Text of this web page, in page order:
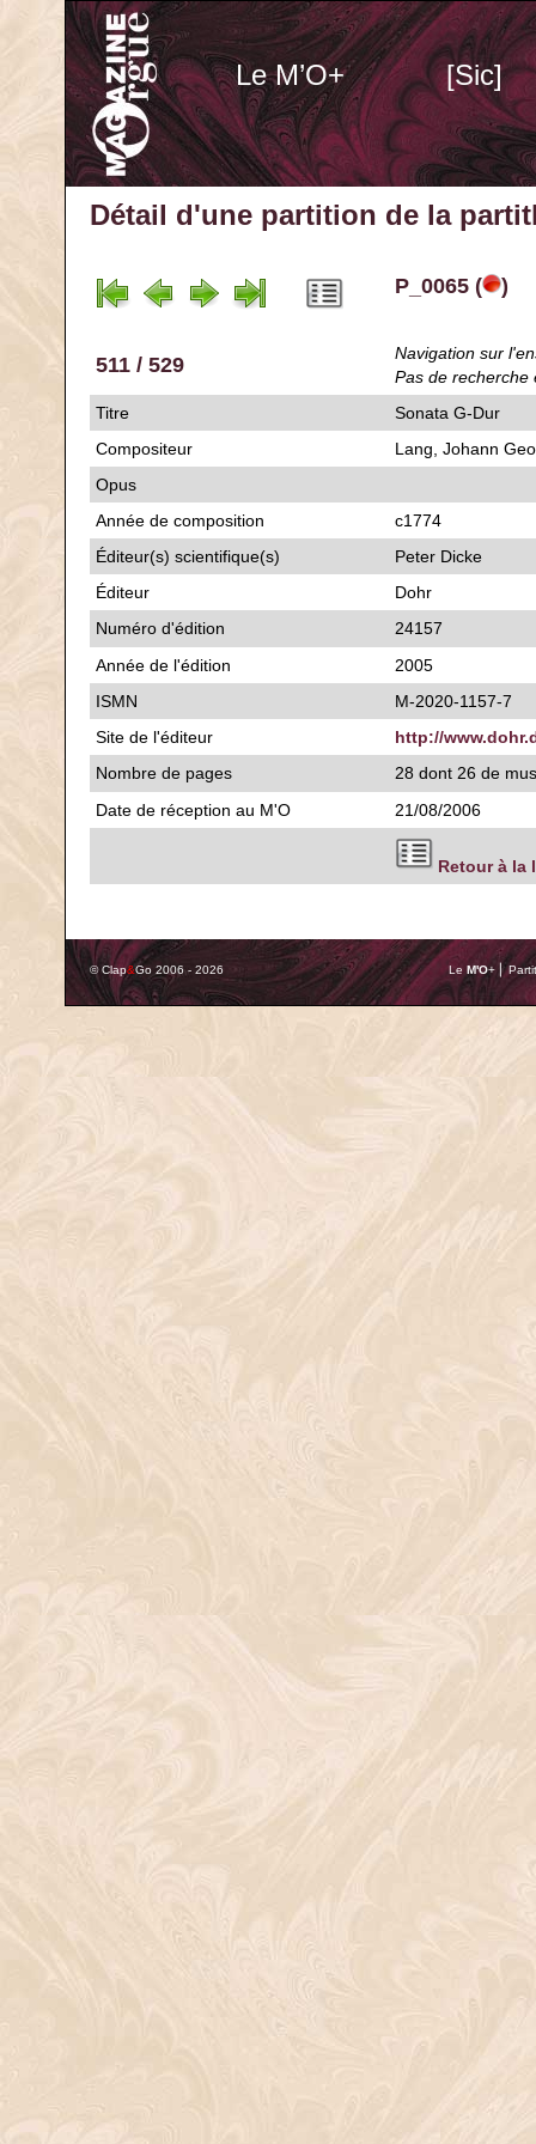
Le M’O+ [Sic]
Détail d'une partition de la
P_0065 ( )
511 / 529
Navigation sur
Pas de recherche
Titre
Sonata G-Dur
Compositeur
Lang, Johann
Opus
Année de composition
c1774
Éditeur(s) scientifique(s)
Peter Dicke
Éditeur
Dohr
Numéro d'édition
24157
Année de l'édition
2005
ISMN
M-2020-1157-7
Site de l'éditeur
http://
Nombre de pages
28 dont 26 de
Date de réception au M'O
21/08/2006
Retour à la
© Clap&Go 2006 - 2026 Le M'O+ ⎢